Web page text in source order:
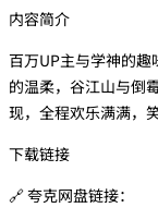
内容简介
百万UP主与学神的
的温柔，谷江山与倒
现，全程欢乐满满，
下载链接
🔗 夸克网盘链接：